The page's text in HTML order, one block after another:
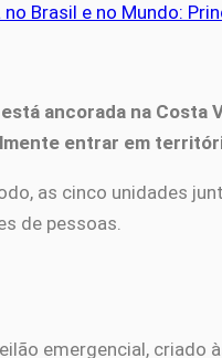
no Brasil e no Mundo:
ancorada na Costa
entrar em
as cinco unidades
de pessoas.
emergencial, criado